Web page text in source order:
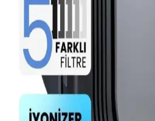
Sihirli Küre Hava Temizleme
Karşılaştırması Işıklı ve
Sihirli Küre hava temizleme makineleri
seçenekleriyle ev ortamını ferahlatır,
yükseltir, kullanımı kolay ve etkilidir.
Hava Temizleme ve
Mekan Sağlığına Etkisi ve